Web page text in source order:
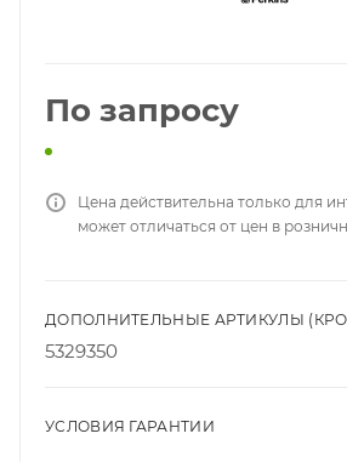
По запросу
Цена действительна только для
может отличаться от цен в
ДОПОЛНИТЕЛЬНЫЕ АРТИКУЛЫ
5329350
УСЛОВИЯ ГАРАНТИИ